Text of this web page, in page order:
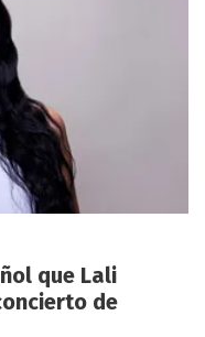
que Lali
de